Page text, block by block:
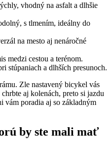
vhodný na asfalt a dlhšie
s tlmením, ideálny do
na mesto aj nenáročné
medzi cestou a terénom.
stúpaniach a dlhších presunoch.
Zle nastavený bicykel vás
aj kolenách, preto si jazdu
vám poradia aj so základným
by ste mali mať